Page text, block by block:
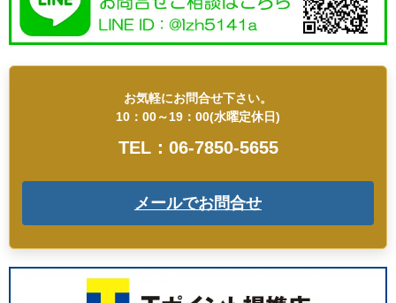
お気軽にお問合せ下さい。
10：00～19：00(水曜定休日)
TEL：06-7850-5655
メールでお問合せ